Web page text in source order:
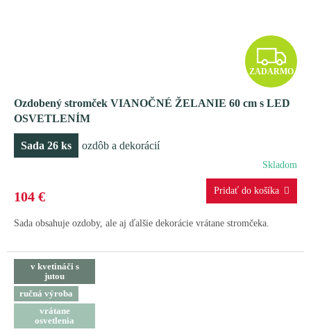
Z
A
D
R
M
ZADARMO
Ozdobený stromček VIANOČNÉ ŽELANIE 60 cm s LED
OSVETLENÍM
Sada 26 ks ozdôb a dekorácií
Skladom
104 €
Sada obsahuje ozdoby, ale aj ďalšie dekorácie vrátane stromčeka.
v kvetináči s
jutou
ručná výroba
vrátane
osvetlenia